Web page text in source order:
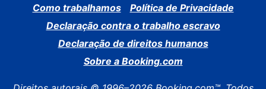
Como trabalhamos
Política de Privacidade
Declaração contra o trabalho escravo
Declaração de direitos humanos
Sobre a Booking.com